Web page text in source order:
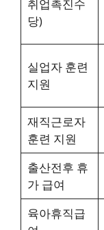
취업촉진수
당)
실업자 훈련
지원
재직근로자
훈련 지원
출산전후 휴
가 급여
육아휴직급